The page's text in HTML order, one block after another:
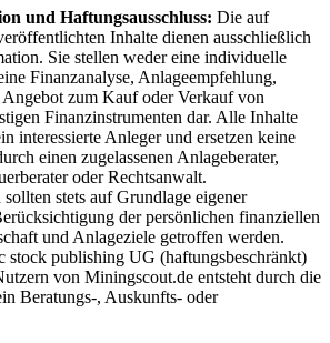
und Haftungsausschluss: Die auf
Inhalte dienen ausschließlich
Sie stellen weder eine individuelle
Finanzanalyse, Anlageempfehlung,
zum Kauf oder Verkauf von
Finanzinstrumenten dar. Alle Inhalte
interessierte Anleger und ersetzen keine
einen zugelassenen Anlageberater,
oder Rechtsanwalt.
stets auf Grundlage eigener
der persönlichen finanziellen
und Anlageziele getroffen werden.
stock publishing UG (haftungsbeschränkt)
von Miningscout.de entsteht durch die
Beratungs-, Auskunfts- oder